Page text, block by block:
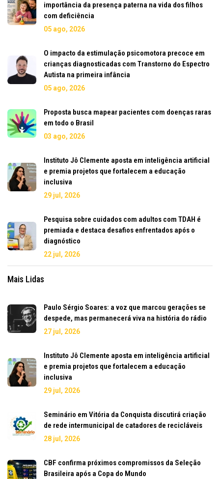
importância da presença paterna na vida dos filhos
com deficiência
05 ago, 2026
O impacto da estimulação psicomotora precoce em
crianças diagnosticadas com Transtorno do Espectro
Autista na primeira infância
05 ago, 2026
Proposta busca mapear pacientes com doenças raras
em todo o Brasil
03 ago, 2026
Instituto Jô Clemente aposta em inteligência artificial
e premia projetos que fortalecem a educação
inclusiva
29 jul, 2026
Pesquisa sobre cuidados com adultos com TDAH é
premiada e destaca desafios enfrentados após o
diagnóstico
22 jul, 2026
Mais Lidas
Paulo Sérgio Soares: a voz que marcou gerações se
despede, mas permanecerá viva na história do rádio
27 jul, 2026
Instituto Jô Clemente aposta em inteligência artificial
e premia projetos que fortalecem a educação
inclusiva
29 jul, 2026
Seminário em Vitória da Conquista discutirá criação
de rede intermunicipal de catadores de recicláveis
28 jul, 2026
CBF confirma próximos compromissos da Seleção
Brasileira após a Copa do Mundo